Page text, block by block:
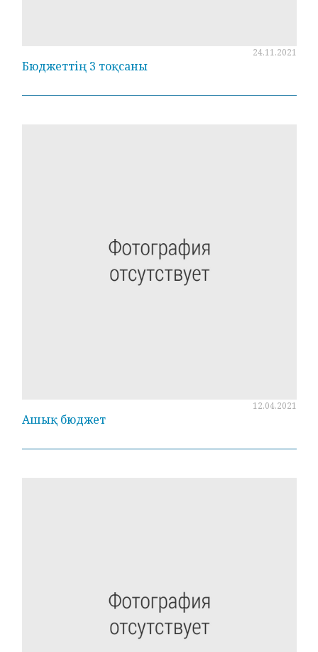
24.11.2021
Бюджеттің 3 тоқсаны
12.04.2021
Ашық бюджет